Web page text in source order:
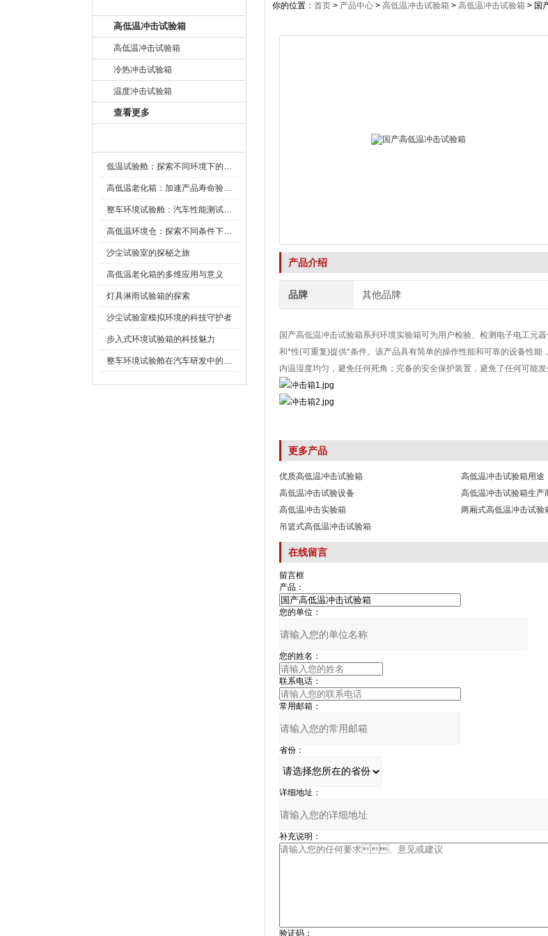
高低温冲击试验箱
高低温冲击试验箱
冷热冲击试验箱
温度冲击试验箱
查看更多
低温试验舱：探索不同环境下的科技边界
高低温老化箱：加速产品寿命验证的可靠伙伴
整车环境试验舱：汽车性能测试的设备
高低温环境仓：探索不同条件下的科学奥秘
沙尘试验室的探秘之旅
高低温老化箱的多维应用与意义
灯具淋雨试验箱的探索
沙尘试验室模拟环境的科技守护者
步入式环境试验箱的科技魅力
整车环境试验舱在汽车研发中的作用
你的位置： 首页 > 产品中心 > 高低温冲击试验箱 > 高低温冲击试验箱 > 国
产品介绍
品牌 其他品牌
国产高低温冲击试验箱系列环境实验箱可为用户检验、检测电子电工元
和*性(可重复)提供*条件。该产品具有简单的操作性能和可靠的设备性能
内温湿度均匀，避免任何死角；完备的安全保护装置，避免了任何可
更多产品
优质高低温冲击试验箱 高低温冲击试验箱用途
高低温冲击试验设备
高低温冲击试验箱生产
高低温冲击实验箱
两厢式高低温冲击试验
吊篮式高低温冲击试验箱
在线留言
留言框
产品：
您的单位：
您的姓名：
联系电话：
常用邮箱：
省份：
详细地址：
补充说明：
验证码：